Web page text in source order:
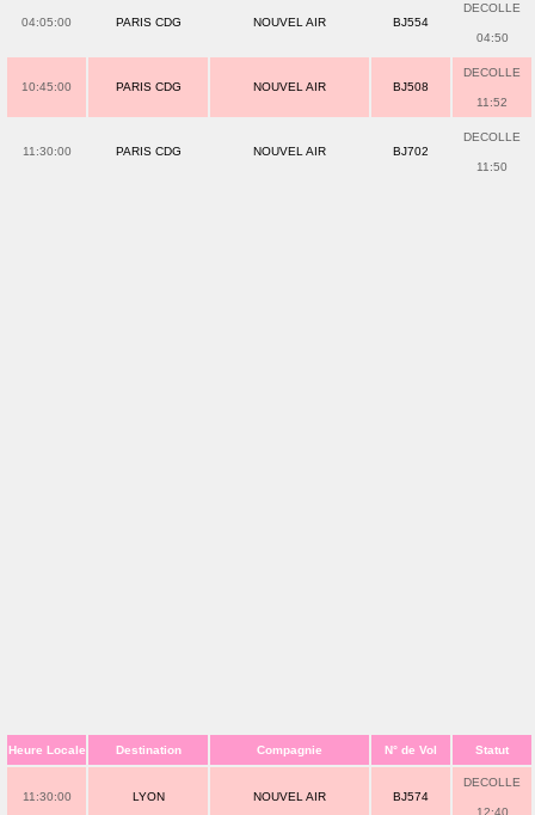
04:05:00 PARIS CDG NOUVEL AIR BJ554
DECOLLE
04:50
10:45:00 PARIS CDG NOUVEL AIR BJ508
DECOLLE
11:52
11:30:00 PARIS CDG NOUVEL AIR BJ702
DECOLLE
11:50
Heure Locale Destination Compagnie N° de Vol Statut
11:30:00 LYON NOUVEL AIR BJ574
DECOLLE
12:40